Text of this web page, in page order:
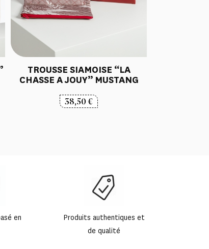
TROUSSE SIAMOISE “LA
CHASSE A JOUY” MUSTANG
38,50€
en
Produits authentiques et
de qualité